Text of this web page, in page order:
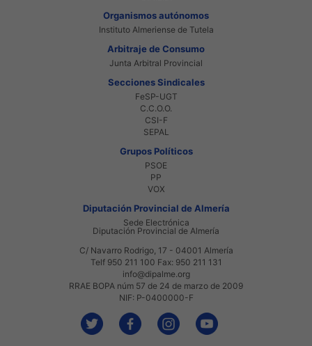
Organismos autónomos
Instituto Almeriense de Tutela
Arbitraje de Consumo
Junta Arbitral Provincial
Secciones Sindicales
FeSP-UGT
C.C.O.O.
CSI-F
SEPAL
Grupos Políticos
PSOE
PP
VOX
Diputación Provincial de Almería
Sede Electrónica
Diputación Provincial de Almería
C/ Navarro Rodrigo, 17 - 04001 Almería
Telf 950 211 100 Fax: 950 211 131
info@dipalme.org
RRAE BOPA núm 57 de 24 de marzo de 2009
NIF: P-0400000-F